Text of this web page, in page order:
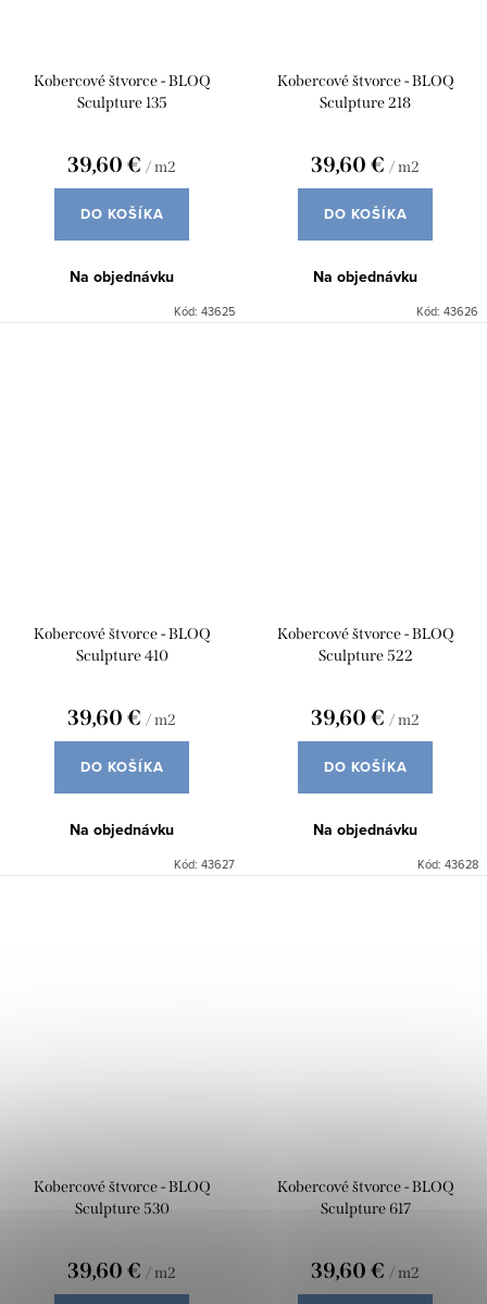
Kobercové štvorce - BLOQ
Sculpture 135
39,60 € / m2
DO KOŠÍKA
Na objednávku
Kód: 43625
Kobercové štvorce - BLOQ
Sculpture 218
39,60 € / m2
DO KOŠÍKA
Na objednávku
Kód: 43626
Kobercové štvorce - BLOQ
Sculpture 410
39,60 € / m2
DO KOŠÍKA
Na objednávku
Kód: 43627
Kobercové štvorce - BLOQ
Sculpture 522
39,60 € / m2
DO KOŠÍKA
Na objednávku
Kód: 43628
Kobercové štvorce - BLOQ
Sculpture 530
39,60 € / m2
Kobercové štvorce - BLOQ
Sculpture 617
39,60 € / m2